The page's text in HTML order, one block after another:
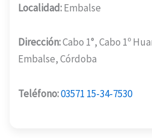
Localidad:Embalse
Dirección:Cabo 1°, Cabo 1º
Embalse, Córdoba
Teléfono:03571 15-34-7530